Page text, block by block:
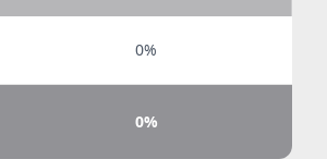
0%
0%